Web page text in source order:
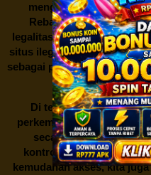
mengunduh film secara
Rebahan21 juga berarti
legalitas. Seperti yang
situs ilegal semacam ini
sebagai pengguna juga
akibat dari
Di tengah dinamika
perkembangan teknologi,
secara gratis di
kontroversial. Meskipun
kemudahan akses, kita